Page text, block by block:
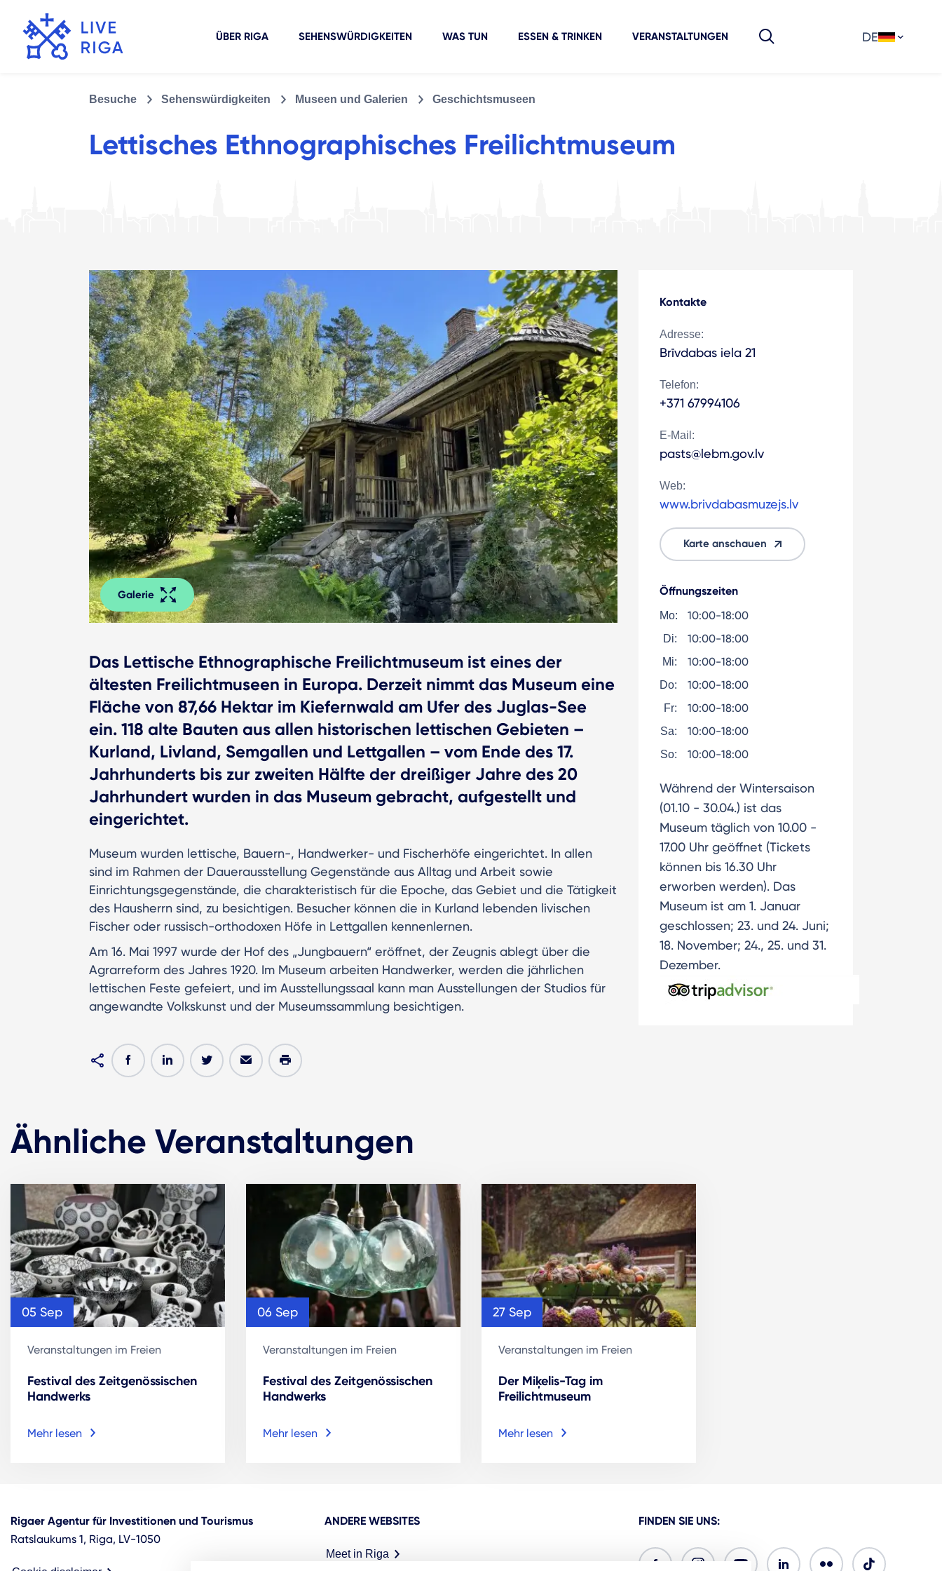
ÜBER RIGA SEHENSWÜRDIGKEITEN WAS TUN ESSEN & TRINKEN VERANSTALTUNGEN DE
Besuche Sehenswürdigkeiten Museen und Galerien Geschichtsmuseen
Lettisches Ethnographisches Freilichtmuseum
Galerie
Das Lettische Ethnographische Freilichtmuseum ist eines der
ältesten Freilichtmuseen in Europa. Derzeit nimmt das Museum eine
Fläche von 87,66 Hektar im Kiefernwald am Ufer des Juglas-See
ein. 118 alte Bauten aus allen historischen lettischen Gebieten –
Kurland, Livland, Semgallen und Lettgallen – vom Ende des 17.
Jahrhunderts bis zur zweiten Hälfte der dreißiger Jahre des 20
Jahrhundert wurden in das Museum gebracht, aufgestellt und
eingerichtet.
Museum wurden lettische, Bauern-, Handwerker- und Fischerhöfe eingerichtet. In allen
sind im Rahmen der Dauerausstellung Gegenstände aus Alltag und Arbeit sowie
Einrichtungsgegenstände, die charakteristisch für die Epoche, das Gebiet und die Tätigkeit
des Hausherrn sind, zu besichtigen. Besucher können die in Kurland lebenden livischen
Fischer oder russisch-orthodoxen Höfe in Lettgallen kennenlernen.
Am 16. Mai 1997 wurde der Hof des „Jungbauern“ eröffnet, der Zeugnis ablegt über die
Agrarreform des Jahres 1920. Im Museum arbeiten Handwerker, werden die jährlichen
lettischen Feste gefeiert, und im Ausstellungssaal kann man Ausstellungen der Studios für
angewandte Volkskunst und der Museumssammlung besichtigen.
Kontakte
Adresse:
Brīvdabas iela 21
Telefon:
+371 67994106
E-Mail:
pasts@lebm.gov.lv
Web:
www.brivdabasmuzejs.lv
Karte anschauen
Öffnungszeiten
Mo: 10:00-18:00
Di: 10:00-18:00
Mi: 10:00-18:00
Do: 10:00-18:00
Fr: 10:00-18:00
Sa: 10:00-18:00
So: 10:00-18:00
Während der Wintersaison
(01.10 - 30.04.) ist das
Museum täglich von 10.00 -
17.00 Uhr geöffnet (Tickets
können bis 16.30 Uhr
erworben werden). Das
Museum ist am 1. Januar
geschlossen; 23. und 24. Juni;
18. November; 24., 25. und 31.
Dezember.
Ähnliche Veranstaltungen
05 Sep
Veranstaltungen im Freien
Festival des Zeitgenössischen
Handwerks
Mehr lesen
06 Sep
Veranstaltungen im Freien
Festival des Zeitgenössischen
Handwerks
Mehr lesen
27 Sep
Veranstaltungen im Freien
Der Miķelis-Tag im
Freilichtmuseum
Mehr lesen
Rigaer Agentur für Investitionen und Tourismus
Ratslaukums 1, Riga, LV-1050
ANDERE WEBSITES
Meet in Riga
FINDEN SIE UNS: